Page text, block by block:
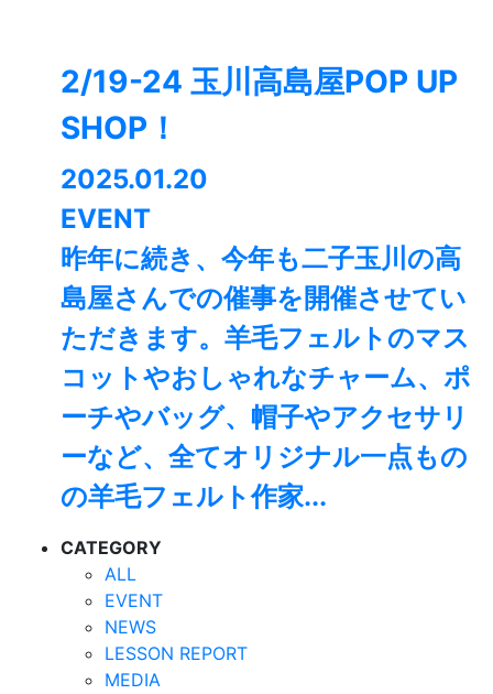
2/19-24 玉川高島屋POP UP
SHOP！
2025.01.20
EVENT
昨年に続き、今年も二子玉川の高
島屋さんでの催事を開催させてい
ただきます。羊毛フェルトのマス
コットやおしゃれなチャーム、ポ
ーチやバッグ、帽子やアクセサリ
ーなど、全てオリジナル一点もの
の羊毛フェルト作家...
CATEGORY
ALL
EVENT
NEWS
LESSON REPORT
MEDIA